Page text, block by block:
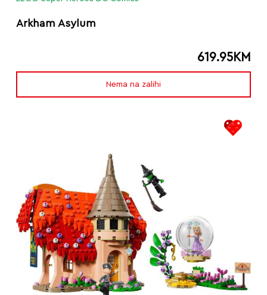
Arkham Asylum
619.95KM
Nema na zalihi